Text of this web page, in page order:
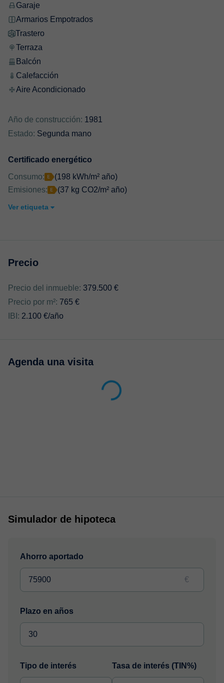
Garaje
Armarios Empotrados
Trastero
Terraza
Balcón
Calefacción
Aire Acondicionado
Año de construcción: 1981
Estado: Segunda mano
Certificado energético
Consumo:
(198 kWh/m² año)
Emisiones:
(37 kg CO2/m² año)
Ver etiqueta
Precio
Precio del inmueble: 379.500 €
Precio por m²: 765 €
IBI: 2.100 €/año
Agenda una visita
Simulador de hipoteca
Ahorro aportado
€
Plazo en años
Tipo de interés Tasa de interés (TIN%)